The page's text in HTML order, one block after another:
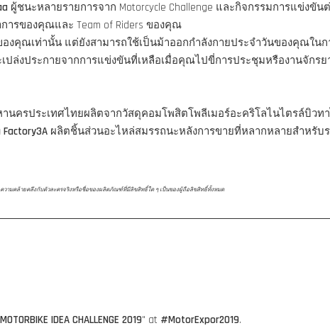
ผู้ชนะหลายรายการจาก Motorcycle Challenge และกิจกรรมการแข่งขัน
รของคุณและ Team of Riders ของคุณ
ณเท่านั้น แต่ยังสามารถใช้เป็นม้าออกกำลังกายประจำวันของคุณในกา
ล่งประกายจากการแข่งขันที่เหลือเมื่อคุณไปขี่การประชุมหรืองานจักรย
หานครประเทศไทยผลิตจากวัสดุคอมโพสิตโพลีเมอร์อะคริโลไนไตรล์บิ
ผลิตชิ้นส่วนอะไหล่สมรรถนะหลังการขายที่หลากหลายสำหรั
วามคล้ายคลึงกับตัวละครจริงหรือชื่อของผลิตภัณฑ์ที่มีลิขสิทธิ์ใด ๆ เป็นของผู้ถือลิขสิทธิ์ทั้งหมด
IDEA CHALLENGE 2019" at #MotorExpor2019.